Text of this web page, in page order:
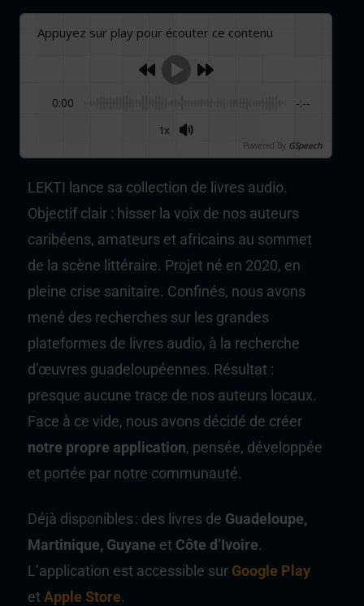
Appuyez sur play pour écouter ce contenu
0:00 -:--
1x
Powered By GSpeech
LEKTI lance sa collection de livres audio.
Objectif clair : hisser la voix de nos auteurs
caribéens, amateurs et africains au sommet
de la scène littéraire. Projet né en 2020, en
pleine crise sanitaire. Confinés, nous avons
mené des recherches sur les grandes
plateformes de livres audio, à la recherche
d’œuvres guadeloupéennes. Résultat :
presque aucune trace de nos auteurs locaux.
Face à ce vide, nous avons décidé de créer
notre propre application, pensée, développée
et portée par notre communauté.
Déjà disponibles : des livres de Guadeloupe,
Martinique, Guyane et Côte d’Ivoire.
L’application est accessible sur Google Play
et Apple Store.